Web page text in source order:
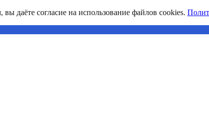
даёте согласие на использование файлов cookies.